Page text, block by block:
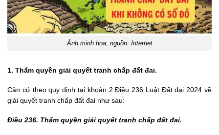
Ảnh minh họa, nguồn: Internet
1. Thẩm quyền giải quyết tranh chấp đất đai.
Căn cứ theo quy định tại khoản 2 Điều 236 Luật Đất đai 2024 về
giải quyết tranh chấp đất đai như sau:
Điều 236. Thẩm quyền giải quyết tranh chấp đất đai.